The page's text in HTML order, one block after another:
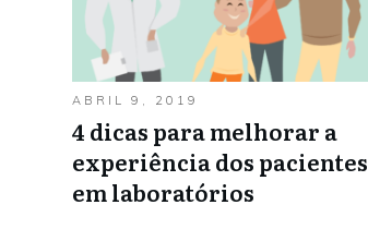
ABRIL 9, 2019
4 dicas para melhorar a
experiência dos pacientes
em laboratórios